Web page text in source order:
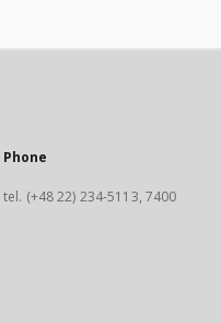
Phone
tel. (+48 22) 234-5113, 7400